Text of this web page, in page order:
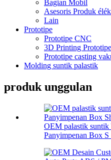
Bagian Mobil
Asesoris Produk
Lain
Prototipe
Prototipe CNC
3D Printing Prototipe
Prototipe casting
Molding suntik palastik
produk unggulan
OEM palastik suntik
Panyimpenan Box S